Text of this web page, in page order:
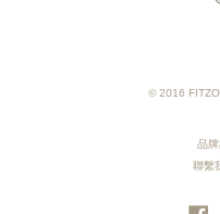
© 2016
品
聯繫